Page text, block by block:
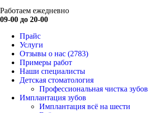
Работаем ежедневно
09-00 до 20-00
Прайс
Услуги
Отзывы о нас (2783)
Примеры работ
Наши специалисты
Детская стоматология
Профессиональная чистка зубов
Имплантация зубов
Имплантация всё на шести